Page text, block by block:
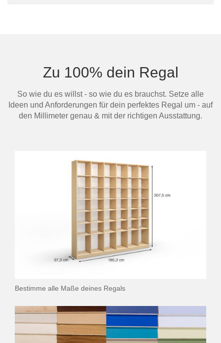
Zu 100% dein Regal
So wie du es willst - so wie du es brauchst. Setze alle
Ideen und Anforderungen für dein perfektes Regal um - auf
den Millimeter genau & mit der richtigen Ausstattung.
Bestimme alle Maße deines Regals